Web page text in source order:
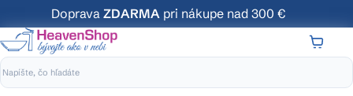
na
obsah
Doprava ZDARMA pri nákupe nad 300 €